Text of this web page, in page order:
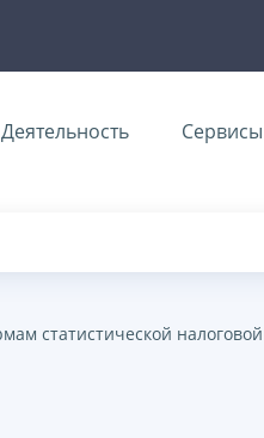
Деятельность Сервисы
статистической налоговой